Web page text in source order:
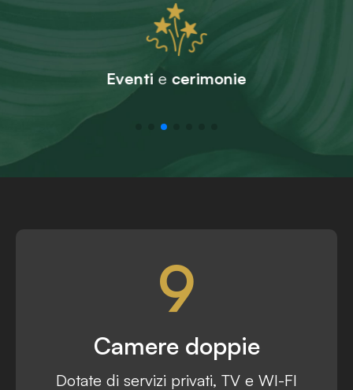
Eventi e cerimonie
9
Camere doppie
Dotate di servizi privati, TV e WI-FI